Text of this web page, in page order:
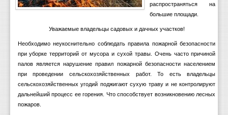
распространяться на
большие площади.
Уважаемые владельцы садовых и дачных участков!
Необходимо неукоснительно соблюдать правила пожарной безопасности
при уборке территорий от мусора и сухой травы. Очень часто причиной
палов является нарушение правил пожарной безопасности населением
при проведении сельскохозяйственных работ. То есть владельцы
сельскохозяйственных угодий поджигают сухую траву и не контролируют
дальнейший процесс ее горения. Что способствует возникновению лесных
пожаров.